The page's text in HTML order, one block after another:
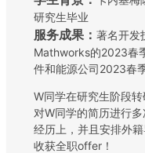
研究生毕业
服务成果： 著名开发
Mathworks的2023春
件和能源公司2023春
W同学在研究生阶段
对W同学的简历进行
经历上，并且安排外
收获全职offer！